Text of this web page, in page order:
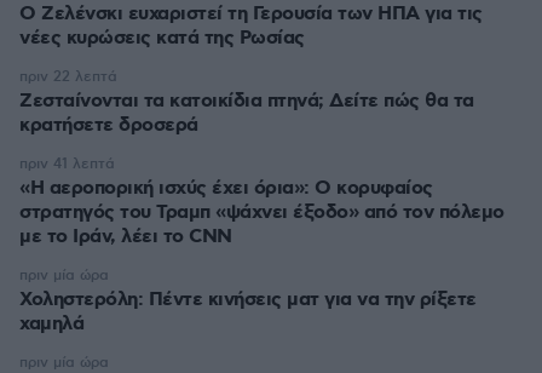
Ο Ζελένσκι ευχαριστεί τη Γερουσία των ΗΠΑ για τις
νέες κυρώσεις κατά της Ρωσίας
Ζεσταίνονται τα κατοικίδια πτηνά; Δείτε πώς θα τα
κρατήσετε δροσερά
πριν 22 λεπτά
«Η αεροπορική ισχύς έχει όρια»: Ο κορυφαίος
στρατηγός του Τραμπ «ψάχνει έξοδο» από τον πόλεμο
με το Ιράν, λέει το CNN
πριν 41 λεπτά
Χοληστερόλη: Πέντε κινήσεις ματ για να την ρίξετε
χαμηλά
πριν μία ώρα
πριν μία ώρα